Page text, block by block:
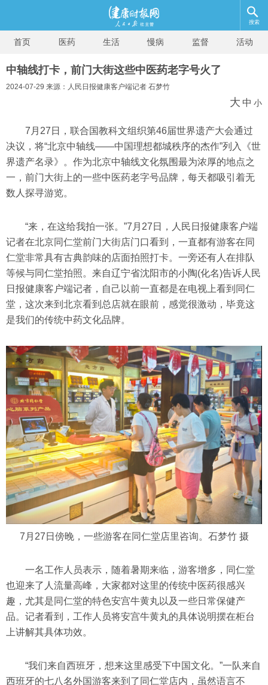
搜索
首页 医药 生活 慢病 监督 活动
中轴线打卡，前门大街这些中医药老字号火了
2024-07-29 来源：人民日报健康客户端记者 石梦竹
大 中 小
7月27日，联合国教科文组织第46届世界遗产大会通过
决议，将“北京中轴线——中国理想都城秩序的杰作”列入《世
界遗产名录》。作为北京中轴线文化氛围最为浓厚的地点之
一，前门大街上的一些中医药老字号品牌，每天都吸引着无
数人探寻游览。
“来，在这给我拍一张。”7月27日，人民日报健康客户端
记者在北京同仁堂前门大街店门口看到，一直都有游客在同
仁堂非常具有古典韵味的店面拍照打卡。一旁还有人在排队
等候与同仁堂拍照。来自辽宁省沈阳市的小陶(化名)告诉人民
日报健康客户端记者，自己以前一直都是在电视上看到同仁
堂，这次来到北京看到总店就在眼前，感觉很激动，毕竟这
是我们的传统中药文化品牌。
7月27日傍晚，一些游客在同仁堂店里咨询。石梦竹 摄
一名工作人员表示，随着暑期来临，游客增多，同仁堂
也迎来了人流量高峰，大家都对这里的传统中医药很感兴
趣，尤其是同仁堂的特色安宫牛黄丸以及一些日常保健产
品。记者看到，工作人员将安宫牛黄丸的具体说明摆在柜台
上讲解其具体功效。
“我们来自西班牙，想来这里感受下中国文化。”一队来自
西班牙的七八名外国游客来到了同仁堂店内，虽然语言不